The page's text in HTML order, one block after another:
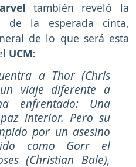
también reveló la
de la esperada cinta,
de lo que será esta
UCM:
a Thor (Chris
viaje diferente a
enfrentado: Una
interior. Pero su
por un asesino
como Gorr el
(Christian Bale),